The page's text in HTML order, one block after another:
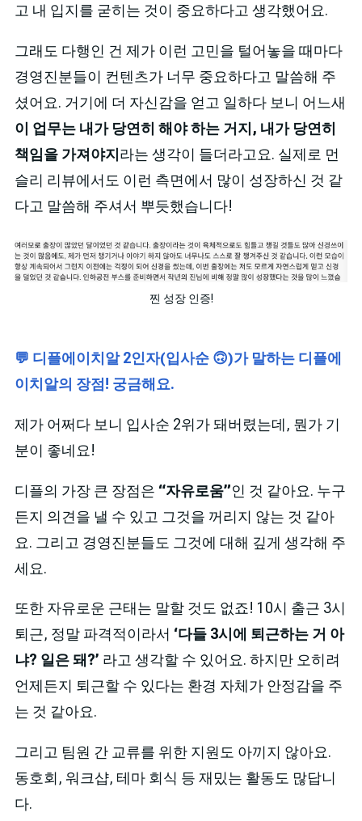
고 내 입지를 굳히는 것이 중요하다고 생각했어요.
그래도 다행인 건 제가 이런 고민을 털어놓을 때마다
경영진분들이 컨텐츠가 너무 중요하다고 말씀해 주
셨어요. 거기에 더 자신감을 얻고 일하다 보니 어느새
이 업무는 내가 당연히 해야 하는 거지, 내가 당연히
책임을 가져야지라는 생각이 들더라고요. 실제로 먼
슬리 리뷰에서도 이런 측면에서 많이 성장하신 것 같
다고 말씀해 주셔서 뿌듯했습니다!
찐 성장 인증!
💬 디플에이치알 2인자(입사순 🙃)가 말하는 디플에
이치알의 장점! 궁금해요.
제가 어쩌다 보니 입사순 2위가 돼버렸는데, 뭔가 기
분이 좋네요!
디플의 가장 큰 장점은 “자유로움”인 것 같아요. 누구
든지 의견을 낼 수 있고 그것을 꺼리지 않는 것 같아
요. 그리고 경영진분들도 그것에 대해 깊게 생각해 주
세요.
또한 자유로운 근태는 말할 것도 없죠! 10시 출근 3시
퇴근, 정말 파격적이라서 ‘다들 3시에 퇴근하는 거 아
냐? 일은 돼?’ 라고 생각할 수 있어요. 하지만 오히려
언제든지 퇴근할 수 있다는 환경 자체가 안정감을 주
는 것 같아요.
그리고 팀원 간 교류를 위한 지원도 아끼지 않아요.
동호회, 워크샵, 테마 회식 등 재밌는 활동도 많답니
다.